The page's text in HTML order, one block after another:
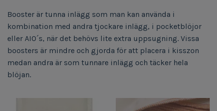
Booster är tunna inlägg som man kan använda i
kombination med andra tjockare inlägg, i pocketblöjor
eller AIO´s, när det behövs lite extra uppsugning. Vissa
boosters är mindre och gjorda för att placera i kisszon
medan andra är som tunnare inlägg och täcker hela
blöjan.